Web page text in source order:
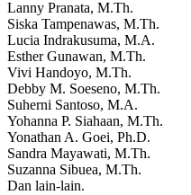
Lanny Pranata, M.Th.
Siska Tampenawas, M.Th.
Lucia Indrakusuma, M.A.
Esther Gunawan, M.Th.
Vivi Handoyo, M.Th.
Debby M. Soeseno, M.Th.
Suherni Santoso, M.A.
Yohanna P. Siahaan, M.Th.
Yonathan A. Goei, Ph.D.
Sandra Mayawati, M.Th.
Suzanna Sibuea, M.Th.
Dan lain-lain.